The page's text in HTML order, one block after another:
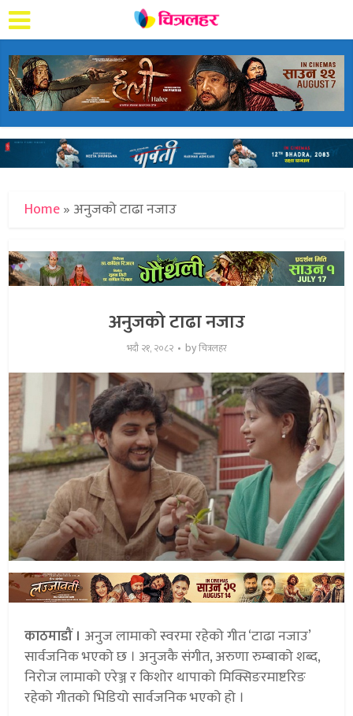
Home» अनुजको टाढा नजाउ
अनुजको टाढा नजाउ
भदौ २१, २०८२ byचित्रलहर
काठमाडौं । अनुज लामाको स्वरमा रहेको गीत ‘टाढा नजाउ’
सार्वजनिक भएको छ । अनुजकै संगीत, अरुणा रुम्बाको शब्द,
निरोज लामाको एरेञ्ज र किशोर थापाको मिक्सिङरमाष्टरिङ
रहेको गीतको भिडियो सार्वजनिक भएको हो ।